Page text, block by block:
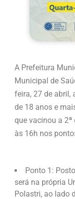
A Prefeitura
Municipal de
feira, 27 de abril,
de 18 anos e
que vacinou a
às 16h nos
Ponto 1:
será na própria
Polastri, ao lado